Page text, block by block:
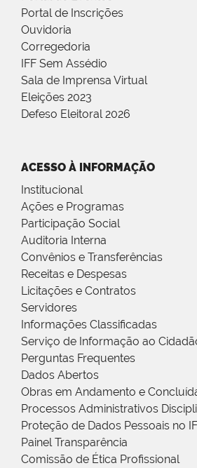
Portal de Inscrições
Ouvidoria
Corregedoria
IFF Sem Assédio
Sala de Imprensa Virtual
Eleições 2023
Defeso Eleitoral 2026
ACESSO À INFORMAÇÃO
Institucional
Ações e Programas
Participação Social
Auditoria Interna
Convênios e Transferências
Receitas e Despesas
Licitações e Contratos
Servidores
Informações Classificadas
Serviço de Informação ao
Perguntas Frequentes
Dados Abertos
Obras em Andamento e
Processos Administrativos
Proteção de Dados Pessoais no
Painel Transparência
Comissão de Ética Profissional